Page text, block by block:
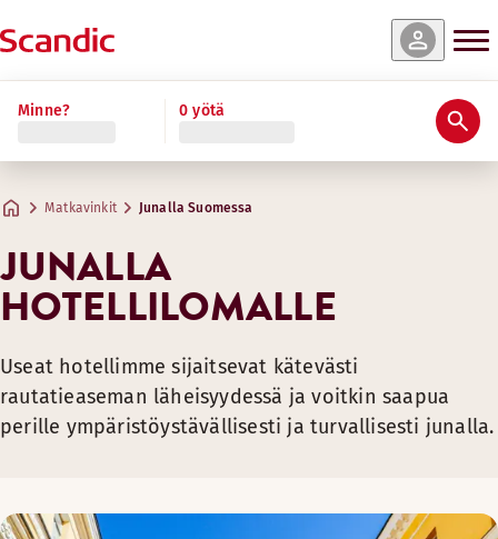
Minne? 0 yötä
Matkavinkit Junalla Suomessa
JUNALLA
HOTELLILOMALLE
Useat hotellimme sijaitsevat kätevästi
rautatieaseman läheisyydessä ja voitkin saapua
perille ympäristöystävällisesti ja turvallisesti junalla.